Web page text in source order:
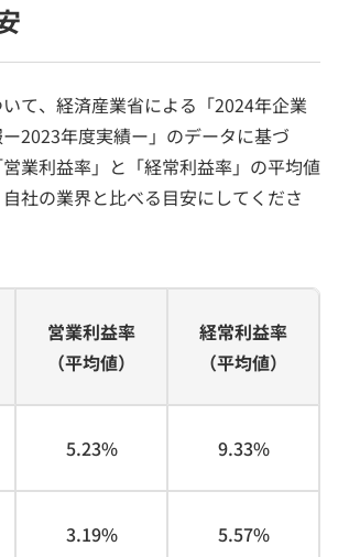
て、経済産業省による「2024年企業
2023年度実績ー」のデータに基づ
業利益率」と「経常利益率」の平均値
社の業界と比べる目安にしてくださ
営業利益率
（平均値）
経常利益率
（平均値）
5.23% 9.33%
3.19% 5.57%